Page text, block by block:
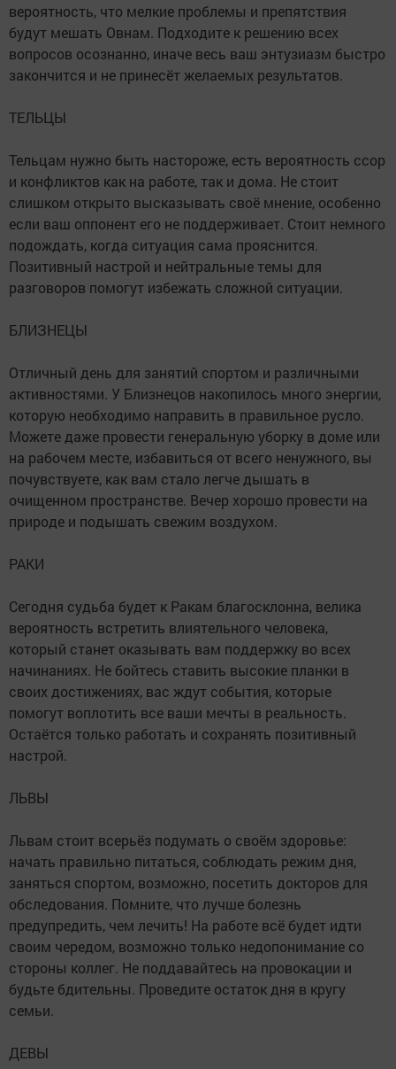
вероятность, что мелкие проблемы и препятствия
будут мешать Овнам. Подходите к решению всех
вопросов осознанно, иначе весь ваш энтузиазм быстро
закончится и не принесёт желаемых результатов.
ТЕЛЬЦЫ
Тельцам нужно быть настороже, есть вероятность ссор
и конфликтов как на работе, так и дома. Не стоит
слишком открыто высказывать своё мнение, особенно
если ваш оппонент его не поддерживает. Стоит немного
подождать, когда ситуация сама прояснится.
Позитивный настрой и нейтральные темы для
разговоров помогут избежать сложной ситуации.
БЛИЗНЕЦЫ
Отличный день для занятий спортом и различными
активностями. У Близнецов накопилось много энергии,
которую необходимо направить в правильное русло.
Можете даже провести генеральную уборку в доме или
на рабочем месте, избавиться от всего ненужного, вы
почувствуете, как вам стало легче дышать в
очищенном пространстве. Вечер хорошо провести на
природе и подышать свежим воздухом.
РАКИ
Сегодня судьба будет к Ракам благосклонна, велика
вероятность встретить влиятельного человека,
который станет оказывать вам поддержку во всех
начинаниях. Не бойтесь ставить высокие планки в
своих достижениях, вас ждут события, которые
помогут воплотить все ваши мечты в реальность.
Остаётся только работать и сохранять позитивный
настрой.
ЛЬВЫ
Львам стоит всерьёз подумать о своём здоровье:
начать правильно питаться, соблюдать режим дня,
заняться спортом, возможно, посетить докторов для
обследования. Помните, что лучше болезнь
предупредить, чем лечить! На работе всё будет идти
своим чередом, возможно только недопонимание со
стороны коллег. Не поддавайтесь на провокации и
будьте бдительны. Проведите остаток дня в кругу
семьи.
ДЕВЫ